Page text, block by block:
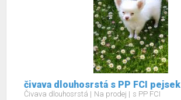
čivava dlouhosrstá s PP FCI pejsek
Čivava dlouhosrstá Na prodej s PP FCI